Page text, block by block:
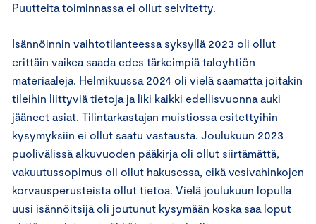
Puutteita toiminnassa ei ollut selvitetty.
Isännöinnin vaihtotilanteessa syksyllä 2023 oli ollut
erittäin vaikea saada edes tärkeimpiä taloyhtiön
materiaaleja. Helmikuussa 2024 oli vielä saamatta joitakin
tileihin liittyviä tietoja ja liki kaikki edellisvuonna auki
jääneet asiat. Tilintarkastajan muistiossa esitettyihin
kysymyksiin ei ollut saatu vastausta. Joulukuun 2023
puolivälissä alkuvuoden pääkirja oli ollut siirtämättä,
vakuutussopimus oli ollut hakusessa, eikä vesivahinkojen
korvausperusteista ollut tietoa. Vielä joulukuun lopulla
uusi isännöitsijä oli joutunut kysymään koska saa loput